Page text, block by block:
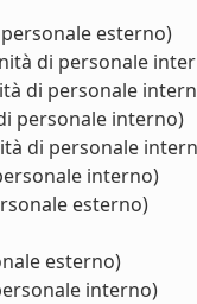
esterno)
di personale
di personale
personale interno)
di personale
interno)
esterno)
esterno)
interno)